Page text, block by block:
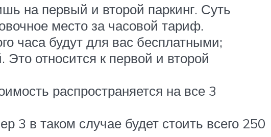
на первый и второй паркинг. Суть
место за часовой тариф.
часа будут для вас бесплатными;
относится к первой и второй
распространяется на все 3
3 в таком случае будет стоить всего 250